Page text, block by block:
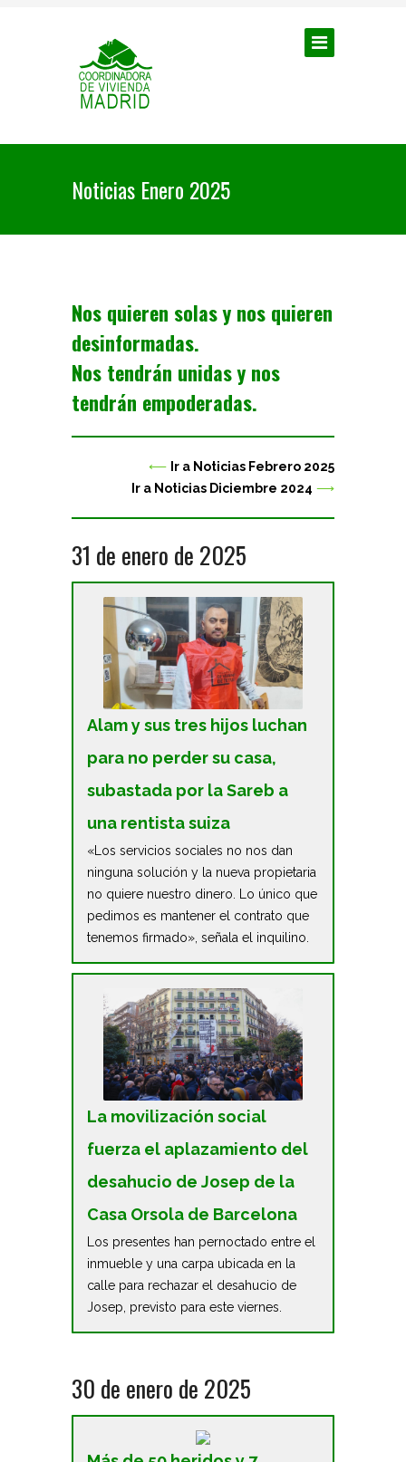
Noticias Enero 2025
Nos quieren solas y nos quieren
desinformadas.
Nos tendrán unidas y nos
tendrán empoderadas.
⟵ Ir a Noticias Febrero 2025
Ir a Noticias Diciembre 2024 ⟶
31 de enero de 2025
Alam y sus tres hijos luchan
para no perder su casa,
subastada por la Sareb a
una rentista suiza
«Los servicios sociales no nos dan
ninguna solución y la nueva propietaria
no quiere nuestro dinero. Lo único que
pedimos es mantener el contrato que
tenemos firmado», señala el inquilino.
La movilización social
fuerza el aplazamiento del
desahucio de Josep de la
Casa Orsola de Barcelona
Los presentes han pernoctado entre el
inmueble y una carpa ubicada en la
calle para rechazar el desahucio de
Josep, previsto para este viernes.
30 de enero de 2025